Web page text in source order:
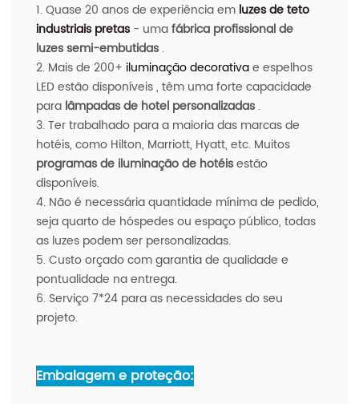
1. Quase 20 anos de experiência em luzes de teto
industriais pretas - umafábrica profissional de
luzes semi-embutidas .
2. Mais de 200+ iluminação decorativae espelhos
LED estão disponíveis, têm uma forte capacidade
para lâmpadas de hotel personalizadas .
3. Ter trabalhado para a maioria das marcas de
hotéis, como Hilton, Marriott, Hyatt, etc. Muitos
programas de iluminação de hotéisestão
disponíveis.
4. Não é necessária quantidade mínima de pedido,
seja quarto de hóspedes ou espaço público, todas
as luzes podem ser personalizadas.
5. Custo orçado com garantia de qualidade e
pontualidade na entrega.
6. Serviço 7*24 para as necessidades do seu
projeto.
Embalagem e proteção: